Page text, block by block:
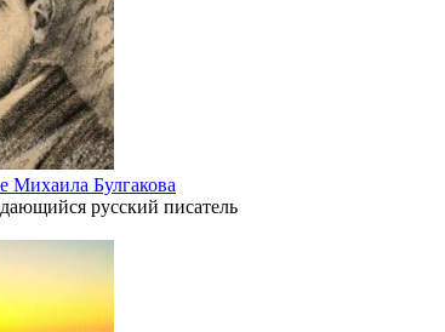
Михаила Булгакова
русский писатель